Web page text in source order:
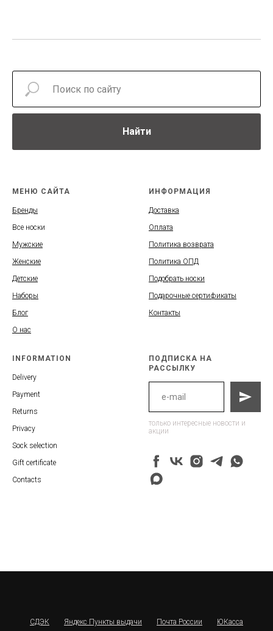
Найти
МЕНЮ САЙТА
Бренды
Все носки
Мужские
Женские
Детские
Наборы
Блог
О нас
ИНФОРМАЦИЯ
Доставка
Оплата
Политика возврата
Политика ОПД
Подобрать носки
Подарочные сертификаты
Контакты
INFORMATION
Delivery
Payment
Returns
Privacy
Sock selection
Gift certificate
Contacts
ПОДПИСКА НА
РАССЫЛКУ
только интересные новости и
акции
СДЭК Яндекс Пункты выдачи Почта России ЮКасса